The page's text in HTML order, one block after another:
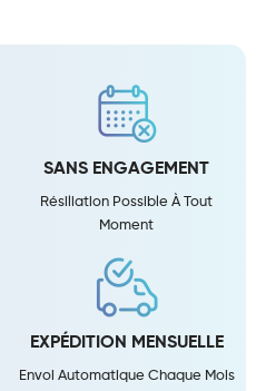
SANS ENGAGEMENT
Résiliation Possible À Tout
Moment
EXPÉDITION MENSUELLE
Envoi Automatique Chaque Mois